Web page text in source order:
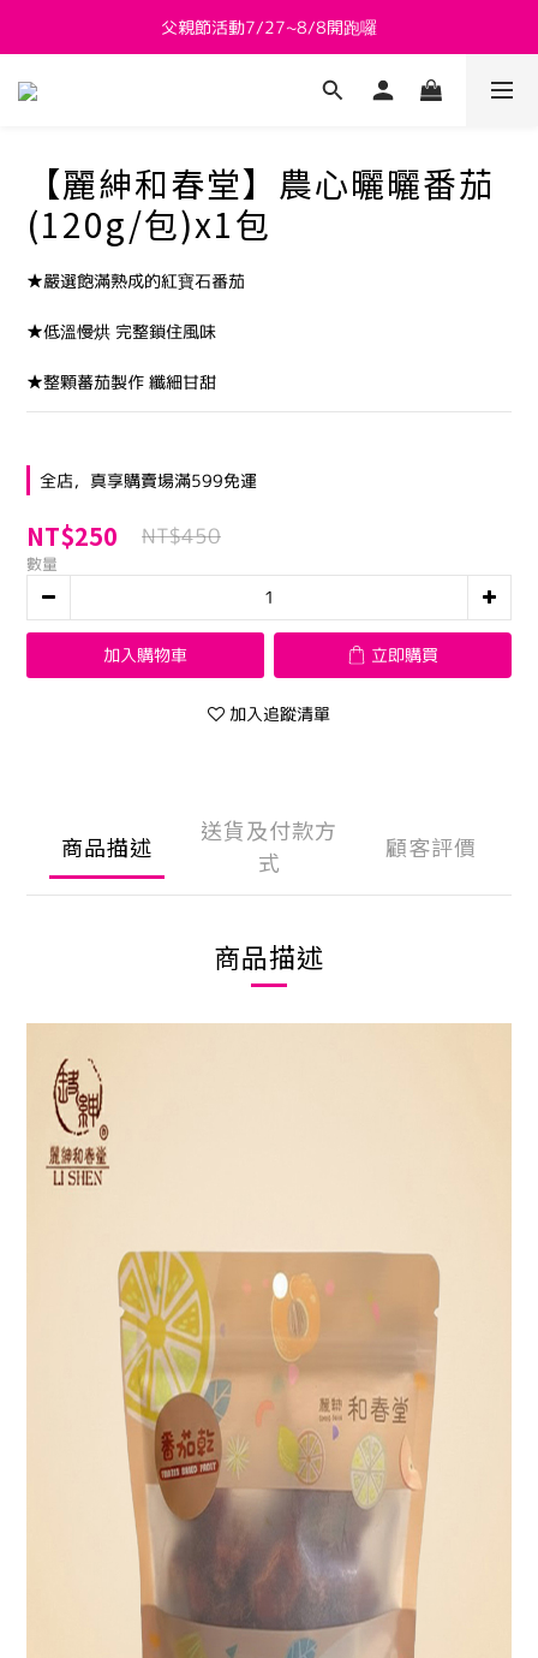
新會員送 $800購物金
父親節活動7/27~8/8開跑囉
新會員送 $800購物金
【麗紳和春堂】農心曬曬番茄
(120g/包)x1包
★嚴選飽滿熟成的紅寶石番茄
★低溫慢烘 完整鎖住風味
★整顆蕃茄製作 纖細甘甜
全店，真享購賣場滿599免運
NT$250 NT$450
數量
加入購物車 立即購買
加入追蹤清單
商品描述
送貨及付款方
式
顧客評價
商品描述